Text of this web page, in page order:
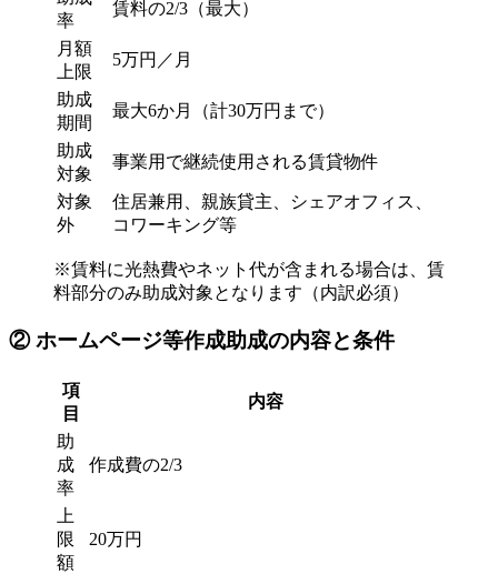
率
賃料の2/3（最大）
月額
上限
5万円／月
助成
期間
最大6か月（計30万円まで）
助成
対象
事業用で継続使用される賃貸物件
対象
外
住居兼用、親族貸主、シェアオフィス、
コワーキング等
※賃料に光熱費やネット代が含まれる場合は、賃
料部分のみ助成対象となります（内訳必須）
② ホームページ等作成助成の内容と条件
項
目
内容
助
成
率
作成費の2/3
上
限
額
20万円